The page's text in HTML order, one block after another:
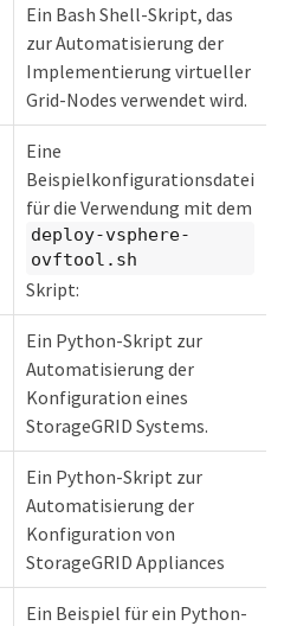
Ein Bash Shell-Skript, das
zur Automatisierung der
Implementierung virtueller
Grid-Nodes verwendet wird.
Eine
Beispielkonfigurationsdatei
für die Verwendung mit dem
deploy-vsphere-
ovftool.sh
Skript:
Ein Python-Skript zur
Automatisierung der
Konfiguration eines
StorageGRID Systems.
Ein Python-Skript zur
Automatisierung der
Konfiguration von
StorageGRID Appliances
Ein Beispiel für ein Python-